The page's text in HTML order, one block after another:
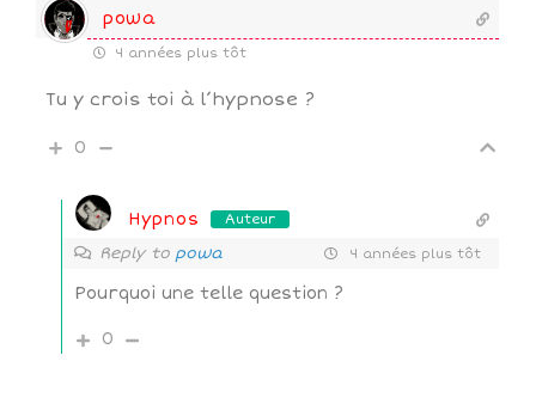
powa
4 années plus tôt
Tu y crois toi à l’hypnose ?
0
Hypnos Auteur
Reply to powa 4 années plus tôt
Pourquoi une telle question ?
0